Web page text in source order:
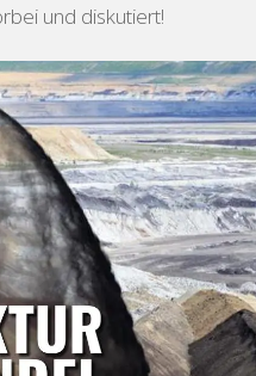
und diskutiert!